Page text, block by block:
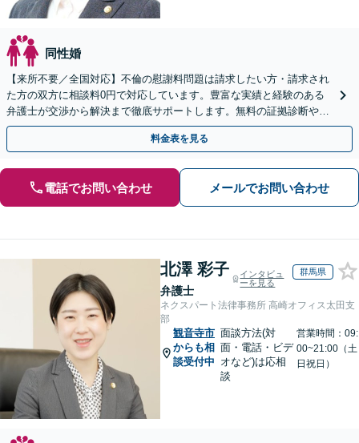
同性婚
【来所不要／全国対応】不倫の慰謝料問題は請求したい方・請求され
た方の双方に相談料0円で対応しています。豊富な実績と経験のある
弁護士が交渉から解決まで徹底サポートします。無料の証拠診断や着
手金の返還保証もありますので安心してご相談ください。
料金表を見る
電話でお問い合わせ メールでお問い合わせ
北澤 彩子
弁護士
インタビュ
ーを見る
群馬県
ネクスパート法律事務所 高崎オフィス太田支
部
観音寺市
からも相
談受付中
面談方法(対
面・電話・ビデ
オなど)は応相
談
営業時間：09:
00~21:00（土
日祝日）